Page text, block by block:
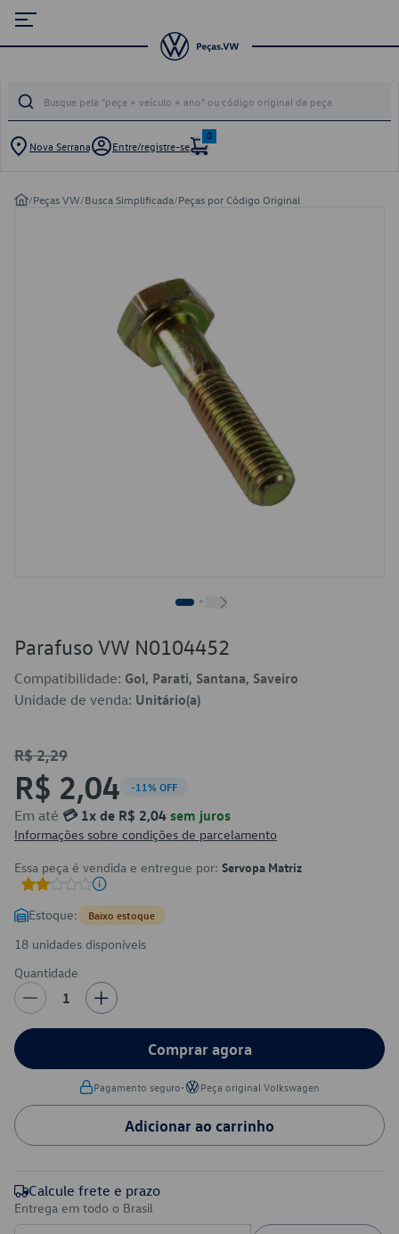
Nova Serrana Entre/registre-se
0
/Peças VW/Busca Simplificada/Peças por Código Original
Parafuso VW N0104452
Compatibilidade: Gol, Parati, Santana, Saveiro
Unidade de venda: Unitário(a)
R$ 2,29
R$ 2,04 -11% OFF
Em até 💳 1x de R$ 2,04 sem juros
Informações sobre condições de parcelamento
Essa peça é vendida e entregue por: Servopa Matriz
Estoque: Baixo estoque
18 unidades disponíveis
Quantidade
1
Comprar agora
Pagamento seguro• Peça original Volkswagen
Adicionar ao carrinho
Calcule frete e prazo
Entrega em todo o Brasil